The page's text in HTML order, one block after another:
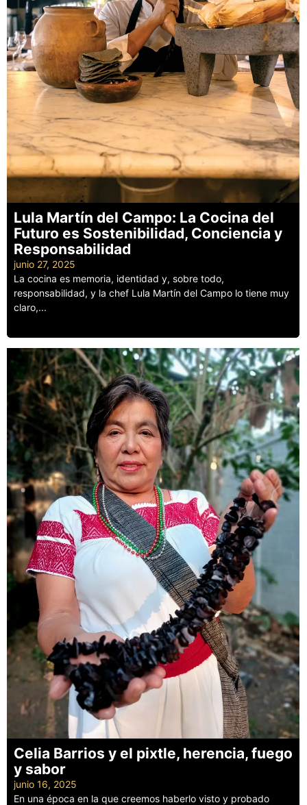
Lula Martín del Campo: La Cocina del
Futuro es Sostenibilidad, Conciencia y
Responsabilidad
junio 27, 2025
La cocina es memoria, identidad y, sobre todo,
responsabilidad, y la chef Lula Martín del Campo lo tiene muy
claro,...
Celia Barrios y el pixtle, herencia, fuego
y sabor
junio 16, 2025
En una época en la que creemos haberlo visto y probado